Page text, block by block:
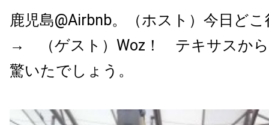
鹿児島@Airbnb。（ホスト）今日ど
→ （ゲスト）Woz！ テキサスから
驚いたでしょう。